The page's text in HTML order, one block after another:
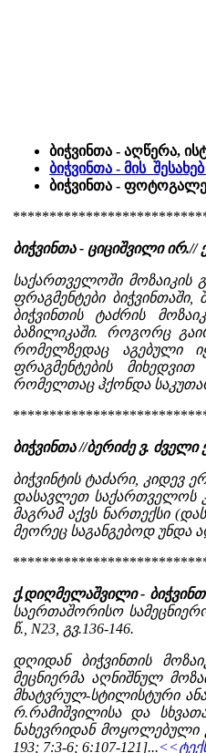
ბიჭვინთა - აღწერა,
ბიჭვინთა - მის
ბიჭვინთა -
ბიჭვინთა - ციციშვილი
საქართველოში მოზაიკის
ფრაგმენტები
ბიჭვინთის ტაძრის
ბაზილიკაში. როგორც
რომელზედაც აგებული
ფრაგმენტების
რომელთაც ჰქონდა
ბიჭვინთა //ბერიძე ვ.
ბიჭვინტის ტაძარი, კიდევ
დასავლეთ საქართველოს
მაგრამ აქვს ნართექსი
მეორეც საგანგებოდ უნდა
ქ.დიღმელაშვილი -
საერთაშორისო
წ., N23, გვ.136-146.
დღიდან ბიჭვინთის
მეცნიერმა აღნიშნულ
მხატვრულ-სტილისტური
რ.რამიშვილისა და
ნახევრიდან მოყოლებული
193; 7:3-6; 6:107-121]...